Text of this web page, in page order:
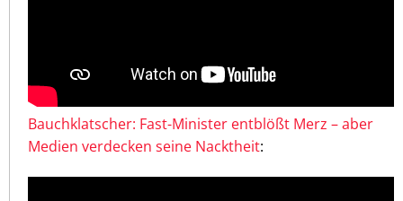
Bauchklatscher: Fast-Minister entblößt Merz – aber
Medien verdecken seine Nacktheit: